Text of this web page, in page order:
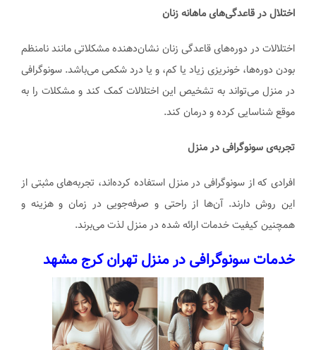
اختلال در قاعدگی‌های ماهانه زنان
اختلالات در دوره‌های قاعدگی زنان نشان‌دهنده مشکلاتی مانند نامنظم
بودن دوره‌ها، خونریزی زیاد یا کم، و یا درد شکمی می‌باشد. سونوگرافی
در منزل می‌تواند به تشخیص این اختلالات کمک کند و مشکلات را به
موقع شناسایی کرده و درمان کند.
تجربه‌ی سونوگرافی در منزل
افرادی که از سونوگرافی در منزل استفاده کرده‌اند، تجربه‌های مثبتی از
این روش دارند. آن‌ها از راحتی و صرفه‌جویی در زمان و هزینه و
همچنین کیفیت خدمات ارائه شده در منزل لذت می‌برند.
خدمات سونوگرافی در منزل تهران کرج مشهد